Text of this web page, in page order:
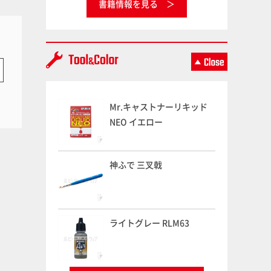
書籍情報を見る
Mr.キャストナーリキッド
NEO イエロー
神ふで 三叉戟
ライトグレー RLM63